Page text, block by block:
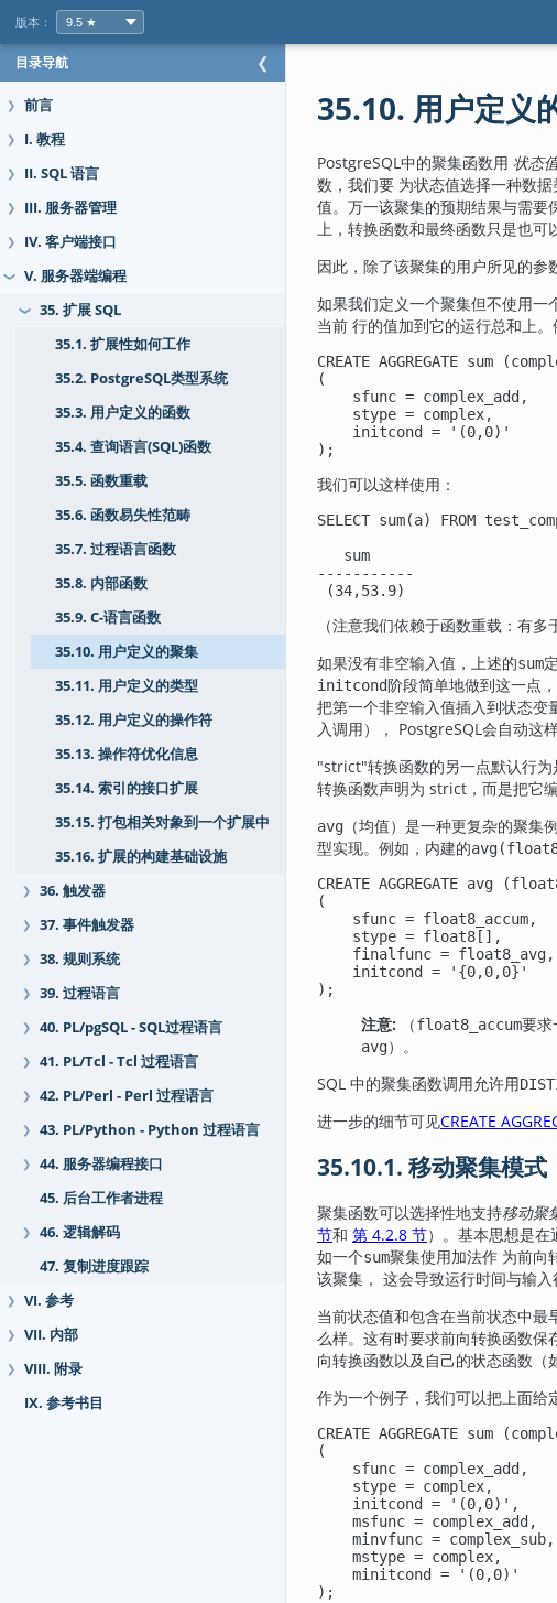
版本：
目录导航 ❮
❯ 前言
❯ I. 教程
❯ II. SQL 语言
❯ III. 服务器管理
❯ IV. 客户端接口
❯ V. 服务器端编程
❯
35. 扩展 SQL
35.1. 扩展性如何工作
35.2. PostgreSQL类型系统
35.3. 用户定义的函数
35.4. 查询语言(SQL)函数
35.5. 函数重载
35.6. 函数易失性范畴
35.7. 过程语言函数
35.8. 内部函数
35.9. C-语言函数
35.10. 用户定义的聚集
35.11. 用户定义的类型
35.12. 用户定义的操作符
35.13. 操作符优化信息
35.14. 索引的接口扩展
35.15. 打包相关对象到一个扩展中
35.16. 扩展的构建基础设施
❯ 36. 触发器
❯ 37. 事件触发器
❯ 38. 规则系统
❯ 39. 过程语言
❯ 40. PL/pgSQL - SQL过程语言
❯ 41. PL/Tcl - Tcl 过程语言
❯ 42. PL/Perl - Perl 过程语言
❯ 43. PL/Python - Python 过程语言
❯
44. 服务器编程接口
45. 后台工作者进程
❯
46. 逻辑解码
47. 复制进度跟踪
❯ VI. 参考
❯ VII. 内部
❯
VIII. 附录
IX. 参考书目
35.10. 用户定义
PostgreSQL 中的聚集函数用 状态
数，我们要 为状态值选择一种数
值。万一该聚集的预期结果与需要
上，转换函数和最终函数只是也
因此，除了该聚集的用户所见的参
如果我们定义一个聚集但不使用一
当前 行的值加到它的运行总和上
CREATE AGGREGATE sum
(
    sfunc = complex_add,
    stype = complex,
    initcond = '(0,0)'
);
我们可以这样使用：
SELECT sum(a) FROM
   sum
-----------
(34,53.9)
（注意我们依赖于函数重载：有多
如果没有非空输入值，上述的sum
initcond阶段简单地做到这一点
把第一个非空输入值插入到状态变
入调用）， PostgreSQL 会自动这样
"strict"转换函数的另一点默认行
转换函数声明为 strict，而是把它
avg （均值）是一种更复杂的聚
型实现。例如，内建的
CREATE AGGREGATE avg
(
    sfunc = float8_accum,
    stype = float8[],
    finalfunc = float8_avg,
    initcond = '{0,0,0}'
);
注意: （float8_accum要求
avg）。
SQL 中的聚集函数调用允许用
进一步的细节可见CREATE
35.10.1. 移动聚集模式
聚集函数可以选择性地支持移动聚
节和 第 4.2.8 节）。基本思想是在
如一个sum聚集使用加法作 为前向
该聚集， 这会导致运行时间与输
当前状态值和包含在当前状态中
么样。这有时要求前向转换函数
向转换函数以及自己的状态函数（
作为一个例子，我们可以把上面给
CREATE AGGREGATE sum
(
    sfunc = complex_add,
    stype = complex,
    initcond = '(0,0)',
    msfunc = complex_add,
    minvfunc = complex_sub,
    mstype = complex,
    minitcond = '(0,0)'
);